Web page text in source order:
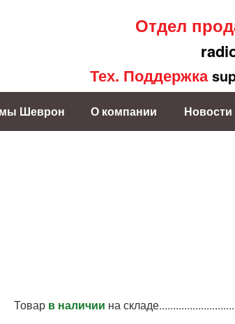
Отдел
Тех. Поддержка
Шеврон О компании Новости
Товар в наличии на